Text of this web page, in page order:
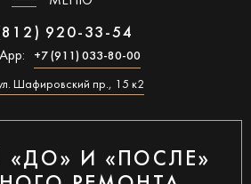
920-33-54
+7 (911) 033-80-00
Шафировский пр., 15 к2
«ДО» И «ПОСЛЕ»